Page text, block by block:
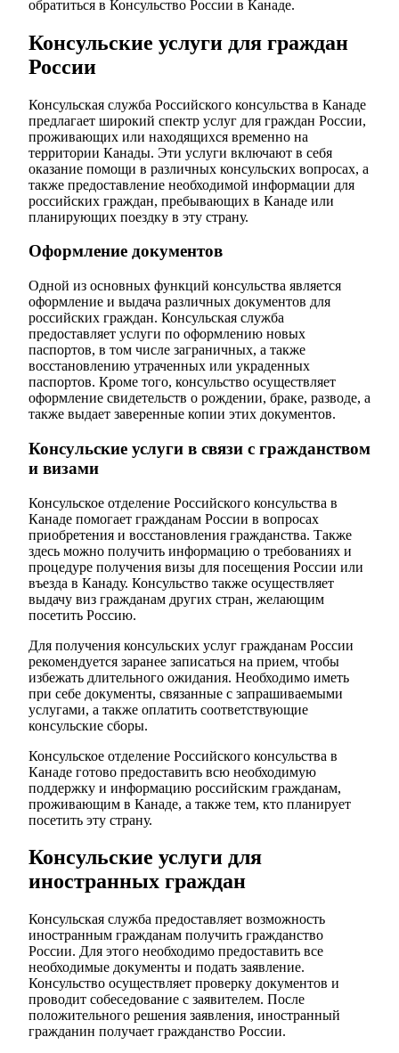
обратиться в Консульство России в Канаде.
Консульские услуги для граждан
России
Консульская служба Российского консульства в Канаде
предлагает широкий спектр услуг для граждан России,
проживающих или находящихся временно на
территории Канады. Эти услуги включают в себя
оказание помощи в различных консульских вопросах, а
также предоставление необходимой информации для
российских граждан, пребывающих в Канаде или
планирующих поездку в эту страну.
Оформление документов
Одной из основных функций консульства является
оформление и выдача различных документов для
российских граждан. Консульская служба
предоставляет услуги по оформлению новых
паспортов, в том числе заграничных, а также
восстановлению утраченных или украденных
паспортов. Кроме того, консульство осуществляет
оформление свидетельств о рождении, браке, разводе, а
также выдает заверенные копии этих документов.
Консульские услуги в связи с гражданством
и визами
Консульское отделение Российского консульства в
Канаде помогает гражданам России в вопросах
приобретения и восстановления гражданства. Также
здесь можно получить информацию о требованиях и
процедуре получения визы для посещения России или
въезда в Канаду. Консульство также осуществляет
выдачу виз гражданам других стран, желающим
посетить Россию.
Для получения консульских услуг гражданам России
рекомендуется заранее записаться на прием, чтобы
избежать длительного ожидания. Необходимо иметь
при себе документы, связанные с запрашиваемыми
услугами, а также оплатить соответствующие
консульские сборы.
Консульское отделение Российского консульства в
Канаде готово предоставить всю необходимую
поддержку и информацию российским гражданам,
проживающим в Канаде, а также тем, кто планирует
посетить эту страну.
Консульские услуги для
иностранных граждан
Консульская служба предоставляет возможность
иностранным гражданам получить гражданство
России. Для этого необходимо предоставить все
необходимые документы и подать заявление.
Консульство осуществляет проверку документов и
проводит собеседование с заявителем. После
положительного решения заявления, иностранный
гражданин получает гражданство России.